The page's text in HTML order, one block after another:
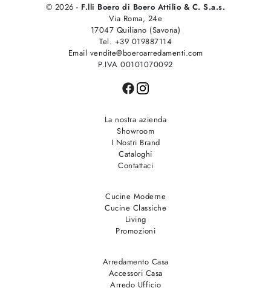
© 2026 - F.lli Boero di Boero Attilio & C. S.a.s.
Via Roma, 24e
17047 Quiliano (Savona)
Tel. +39 019887114
Email vendite@boeroarredamenti.com
P.IVA 00101070092
La nostra azienda
Showroom
I Nostri Brand
Cataloghi
Contattaci
Cucine Moderne
Cucine Classiche
Living
Promozioni
Arredamento Casa
Accessori Casa
Arredo Ufficio